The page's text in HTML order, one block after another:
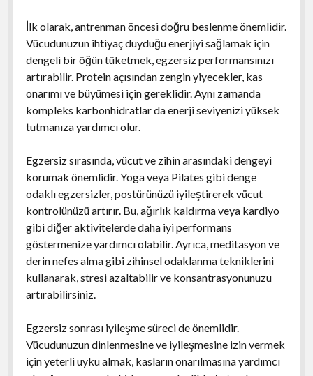
İlk olarak, antrenman öncesi doğru beslenme önemlidir.
Vücudunuzun ihtiyaç duyduğu enerjiyi sağlamak için
dengeli bir öğün tüketmek, egzersiz performansınızı
artırabilir. Protein açısından zengin yiyecekler, kas
onarımı ve büyümesi için gereklidir. Aynı zamanda
kompleks karbonhidratlar da enerji seviyenizi yüksek
tutmanıza yardımcı olur.
Egzersiz sırasında, vücut ve zihin arasındaki dengeyi
korumak önemlidir. Yoga veya Pilates gibi denge
odaklı egzersizler, postürünüzü iyileştirerek vücut
kontrolünüzü artırır. Bu, ağırlık kaldırma veya kardiyo
gibi diğer aktivitelerde daha iyi performans
göstermenize yardımcı olabilir. Ayrıca, meditasyon ve
derin nefes alma gibi zihinsel odaklanma tekniklerini
kullanarak, stresi azaltabilir ve konsantrasyonunuzu
artırabilirsiniz.
Egzersiz sonrası iyileşme süreci de önemlidir.
Vücudunuzun dinlenmesine ve iyileşmesine izin vermek
için yeterli uyku almak, kasların onarılmasına yardımcı